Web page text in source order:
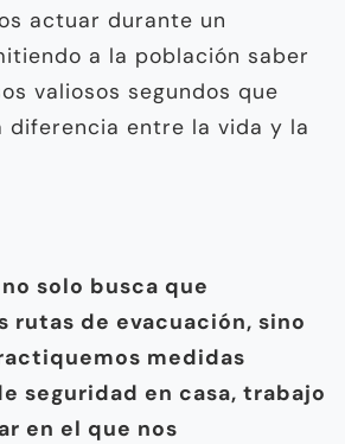
actuar durante un
a la población saber
valiosos segundos que
diferencia entre la vida y la
solo busca que
rutas de evacuación, sino
medidas
seguridad en casa, trabajo
en el que nos